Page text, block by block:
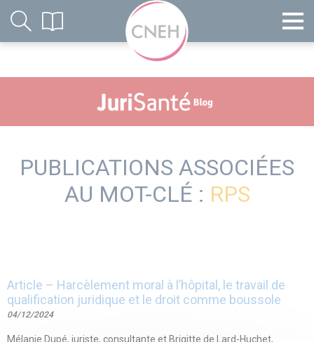
PUBLICATIONS ASSOCIÉES
AU MOT-CLÉ : RPS
Article – Harcèlement moral à l’hôpital, le travail de
qualification juridique et le droit comme boussole
04/12/2024
Mélanie Dupé, juriste, consultante et Brigitte de Lard-Huchet,